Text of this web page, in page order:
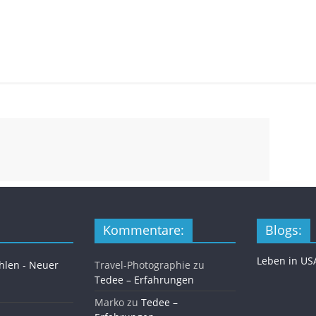
- Neuer
Kommentare:
Travel-Photographie zu
Tedee – Erfahrungen
Marko zu Tedee –
Blogs:
Leben in